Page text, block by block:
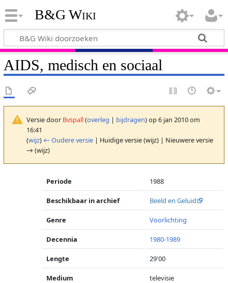
B&G Wiki
AIDS, medisch en sociaal
Versie door Bvspall(overleg | bijdragen)op 6 jan 2010 om
16:41
(wijz) ← Oudere versie| Huidige versie (wijz) | Nieuwere versie
→ (wijz)
Periode 1988
Beschikbaar in archief Beeld en Geluid
Genre Voorlichting
Decennia 1980-1989
Lengte 29'00
Medium televisie